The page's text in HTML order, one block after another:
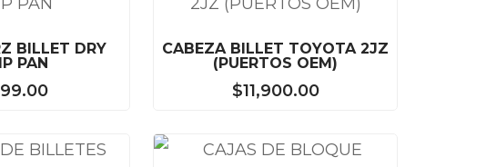
BILLET DRY
PAN
CABEZA BILLET TOYOTA 2JZ
(PUERTOS OEM)
$11,900.00